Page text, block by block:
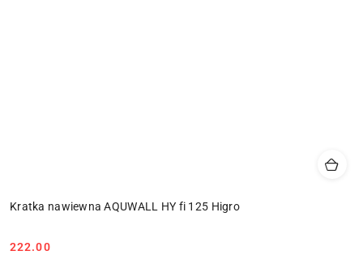
Kratka nawiewna AQUWALL HY fi 125 Higro
222.00